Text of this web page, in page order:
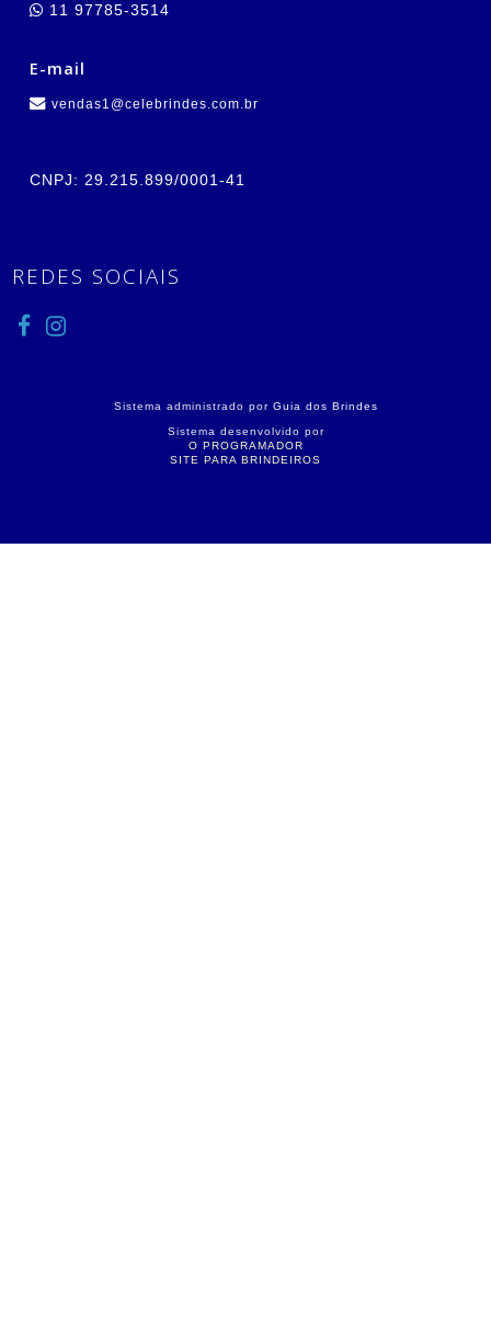
11 97785-3514
E-mail
vendas1@celebrindes.com.br
CNPJ: 29.215.899/0001-41
REDES SOCIAIS
Sistema administrado por Guia dos Brindes
Sistema desenvolvido por
O PROGRAMADOR
SITE PARA BRINDEIROS